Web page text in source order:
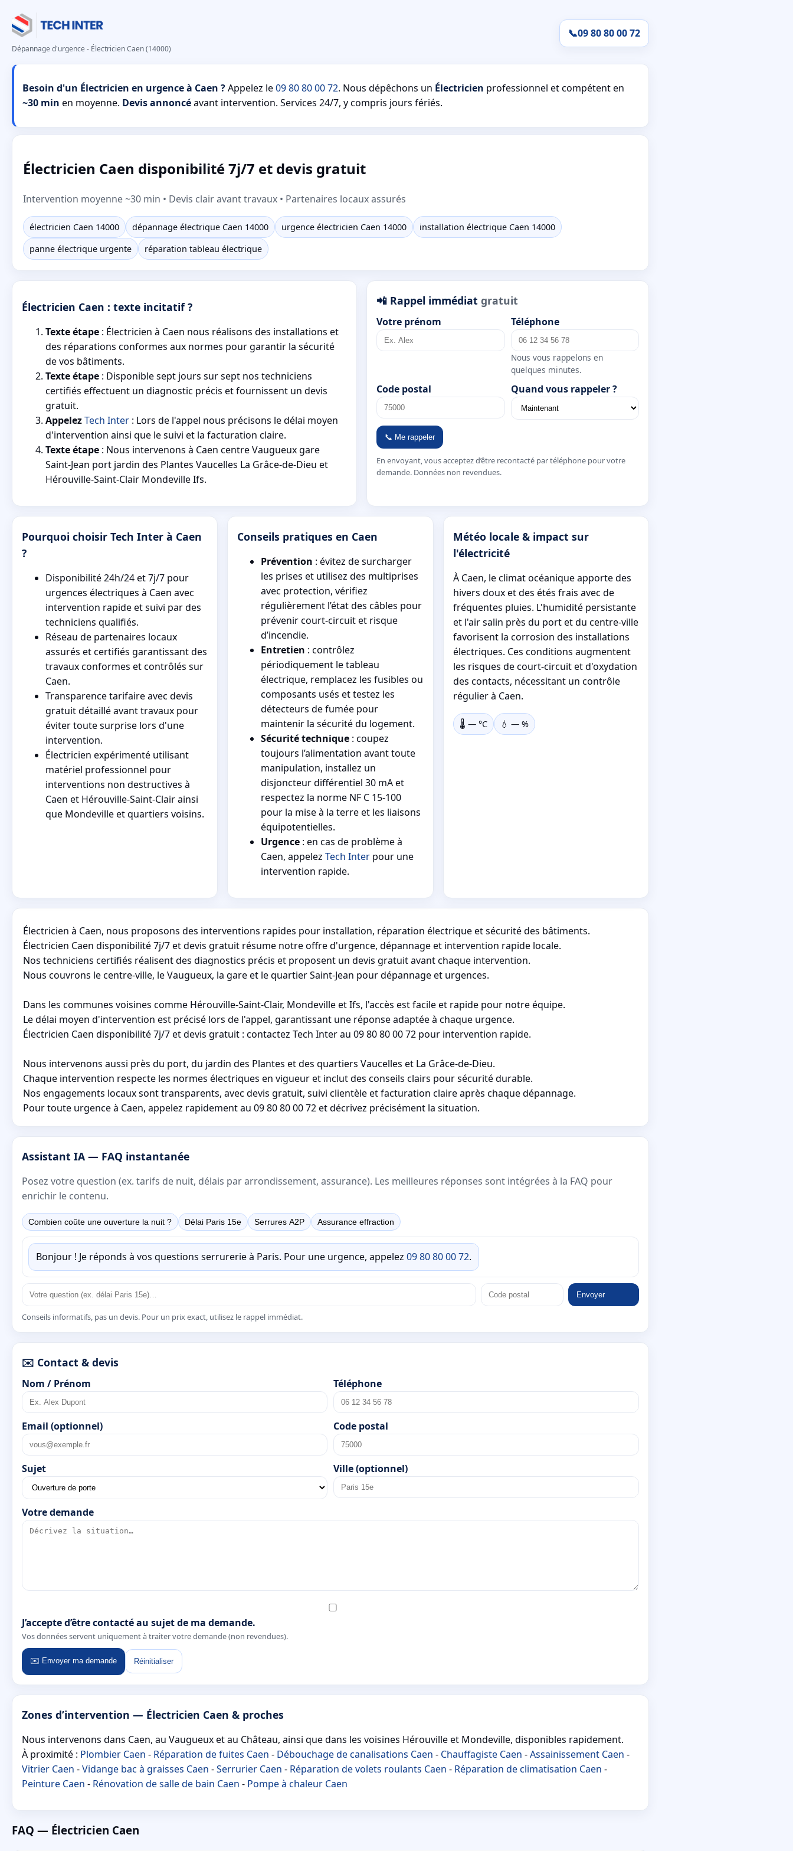
Dépannage d'urgence - Électricien Caen (14000)
📞09 80 80 00 72
Besoin d'un Électricien en urgence à Caen ?Appelez le09 80 80 00 72. Nous dépêchons un Électricien professionnel et compétent en
~30 min en moyenne. Devis annoncéavant intervention. Services 24/7, y compris jours fériés.
Électricien Caen disponibilité 7j/7 et devis gratuit
Intervention moyenne ~30 min • Devis clair avant travaux • Partenaires locaux assurés
électricien Caen 14000 dépannage électrique Caen 14000 urgence électricien Caen 14000
installation électrique Caen 14000
panne électrique urgente
réparation tableau électrique
Électricien Caen : texte incitatif ?
Texte étape : Électricien à Caen nous réalisons des installations et
des réparations conformes aux normes pour garantir la sécurité
de vos bâtiments.
Texte étape : Disponible sept jours sur sept nos techniciens
certifiés effectuent un diagnostic précis et fournissent un devis
gratuit.
AppelezTech Inter : Lors de l'appel nous précisons le délai moyen
d'intervention ainsi que le suivi et la facturation claire.
Texte étape : Nous intervenons à Caen centre Vaugueux gare
Saint-Jean port jardin des Plantes Vaucelles La Grâce-de-Dieu et
Hérouville-Saint-Clair Mondeville Ifs.
📲 Rappel immédiatgratuit
Votre prénom Téléphone
Nous vous rappelons en
quelques minutes.
Code postal Quand vous rappeler ?
📞 Me rappeler
En envoyant, vous acceptez d’être recontacté par téléphone pour votre
demande. Données non revendues.
Pourquoi choisir Tech Inter à Caen
?
Disponibilité 24h/24 et 7j/7 pour
urgences électriques à Caen avec
intervention rapide et suivi par des
techniciens qualifiés.
Réseau de partenaires locaux
assurés et certifiés garantissant des
travaux conformes et contrôlés sur
Caen.
Transparence tarifaire avec devis
gratuit détaillé avant travaux pour
éviter toute surprise lors d'une
intervention.
Électricien expérimenté utilisant
matériel professionnel pour
interventions non destructives à
Caen et Hérouville-Saint-Clair ainsi
que Mondeville et quartiers voisins.
Conseils pratiques en Caen
Prévention : évitez de surcharger
les prises et utilisez des multiprises
avec protection, vérifiez
régulièrement l’état des câbles pour
prévenir court-circuit et risque
d’incendie.
Entretien : contrôlez
périodiquement le tableau
électrique, remplacez les fusibles ou
composants usés et testez les
détecteurs de fumée pour
maintenir la sécurité du logement.
Sécurité technique : coupez
toujours l’alimentation avant toute
manipulation, installez un
disjoncteur différentiel 30 mA et
respectez la norme NF C 15-100
pour la mise à la terre et les liaisons
équipotentielles.
Urgence : en cas de problème à
Caen, appelezTech Inter pour une
intervention rapide.
Météo locale & impact sur
l'électricité
À Caen, le climat océanique apporte des
hivers doux et des étés frais avec de
fréquentes pluies. L'humidité persistante
et l'air salin près du port et du centre-ville
favorisent la corrosion des installations
électriques. Ces conditions augmentent
les risques de court-circuit et d'oxydation
des contacts, nécessitant un contrôle
régulier à Caen.
🌡️ —°C 💧 —%
Électricien à Caen, nous proposons des interventions rapides pour installation, réparation électrique et sécurité des bâtiments.
Électricien Caen disponibilité 7j/7 et devis gratuit résume notre offre d'urgence, dépannage et intervention rapide locale.
Nos techniciens certifiés réalisent des diagnostics précis et proposent un devis gratuit avant chaque intervention.
Nous couvrons le centre-ville, le Vaugueux, la gare et le quartier Saint-Jean pour dépannage et urgences.
Dans les communes voisines comme Hérouville-Saint-Clair, Mondeville et Ifs, l'accès est facile et rapide pour notre équipe.
Le délai moyen d'intervention est précisé lors de l'appel, garantissant une réponse adaptée à chaque urgence.
Électricien Caen disponibilité 7j/7 et devis gratuit : contactez Tech Inter au 09 80 80 00 72 pour intervention rapide.
Nous intervenons aussi près du port, du jardin des Plantes et des quartiers Vaucelles et La Grâce-de-Dieu.
Chaque intervention respecte les normes électriques en vigueur et inclut des conseils clairs pour sécurité durable.
Nos engagements locaux sont transparents, avec devis gratuit, suivi clientèle et facturation claire après chaque dépannage.
Pour toute urgence à Caen, appelez rapidement au 09 80 80 00 72 et décrivez précisément la situation.
Assistant IA — FAQ instantanée
Posez votre question (ex. tarifs de nuit, délais par arrondissement, assurance). Les meilleures réponses sont intégrées à la FAQ pour
enrichir le contenu.
Combien coûte une ouverture la nuit ? Délai Paris 15e Serrures A2P Assurance effraction
Bonjour ! Je réponds à vos questions serrurerie à Paris. Pour une urgence, appelez 09 80 80 00 72.
Envoyer
Conseils informatifs, pas un devis. Pour un prix exact, utilisez le rappel immédiat.
✉️ Contact & devis
Nom / Prénom Téléphone
Email (optionnel) Code postal
Sujet Ville (optionnel)
Votre demande
J’accepte d’être contacté au sujet de ma demande.
Vos données servent uniquement à traiter votre demande (non revendues).
✉️ Envoyer ma demande Réinitialiser
Zones d’intervention — Électricien Caen & proches
Nous intervenons dans Caen, au Vaugueux et au Château, ainsi que dans les voisines Hérouville et Mondeville, disponibles rapidement.
À proximité : Plombier Caen - Réparation de fuites Caen - Débouchage de canalisations Caen - Chauffagiste Caen -Assainissement Caen -
Vitrier Caen -Vidange bac à graisses Caen -Serrurier Caen - Réparation de volets roulants Caen - Réparation de climatisation Caen -
Peinture Caen - Rénovation de salle de bain Caen - Pompe à chaleur Caen
FAQ — Électricien Caen